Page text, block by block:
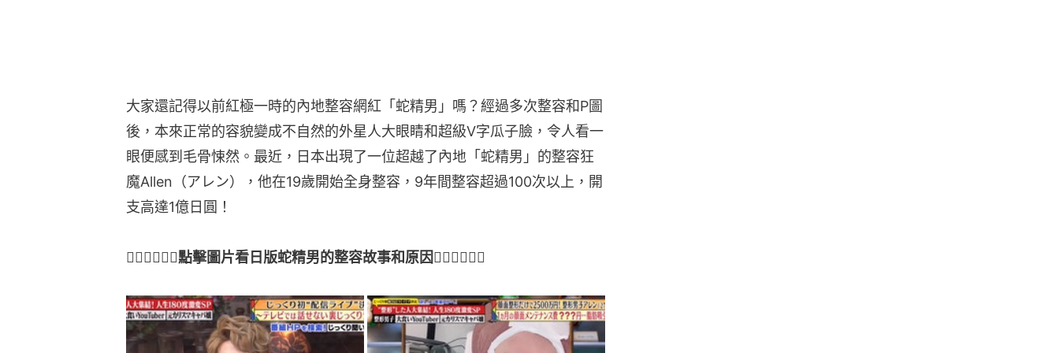
大家還記得以前紅極一時的內地整容網紅「蛇精男」嗎？經過多次整容和P圖
後，本來正常的容貌變成不自然的外星人大眼睛和超級V字瓜子臉，令人看一
眼便感到毛骨悚然。最近，日本出現了一位超越了內地「蛇精男」的整容狂
魔Allen（アレン），他在19歲開始全身整容，9年間整容超過100次以上，開
支高達1億日圓！
👇🏻👇🏻👇🏻點擊圖片看日版蛇精男的整容故事和原因👇🏻👇🏻👇🏻